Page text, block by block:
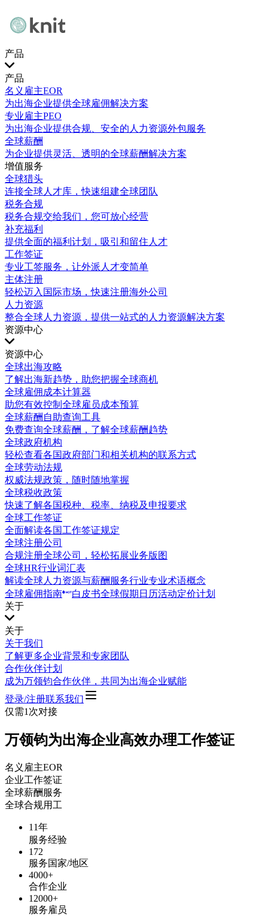
产品
产品
名义雇主EOR
为出海企业提供全球雇佣解决方案
专业雇主PEO
为出海企业提供合规、安全的人力资源外包服务
全球薪酬
为企业提供灵活、透明的全球薪酬解决方案
增值服务
全球猎头
连接全球人才库，快速组建全球团队
税务合规
税务合规交给我们，您可放心经营
补充福利
提供全面的福利计划，吸引和留住人才
工作签证
专业工签服务，让外派人才变简单
主体注册
轻松迈入国际市场，快速注册海外公司
人力资源
整合全球人力资源，提供一站式的人力资源解决方案
资源中心
资源中心
全球出海攻略
了解出海新趋势，助您把握全球商机
全球雇佣成本计算器
助您有效控制全球雇员成本预算
全球薪酬自助查询工具
免费查询全球薪酬，了解全球薪酬趋势
全球政府机构
轻松查看各国政府部门和相关机构的联系方式
全球劳动法规
权威法规政策，随时随地掌握
全球税收政策
快速了解各国税种、税率、纳税及申报要求
全球工作签证
全面解读各国工作签证规定
全球注册公司
合规注册全球公司，轻松拓展业务版图
全球HR行业词汇表
解读全球人力资源与薪酬服务行业专业术语概念
全球雇佣指南
白皮书全球假期日历活动定价计划
关于
关于
关于我们
了解更多企业背景和专家团队
合作伙伴计划
成为万领钧合作伙伴，共同为出海企业赋能
登录/注册联系我们
仅需1次对接
万领钧为出海企业高效办理工作签证
名义雇主EOR
企业工作签证
全球薪酬服务
全球合规用工
11年
服务经验
172
服务国家/地区
4000+
合作企业
12000+
服务雇员